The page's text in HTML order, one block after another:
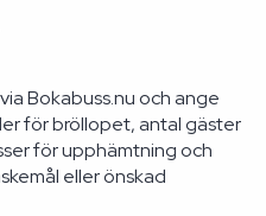
Bokabuss.nu och ange
för bröllopet, antal gäster
för upphämtning och
eller önskad